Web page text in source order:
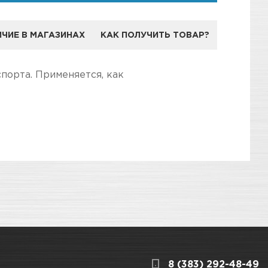
В МАГАЗИНАХ КАК ПОЛУЧИТЬ ТОВАР?
REOFLEXПрименяется, как
8 (383) 292-48-49